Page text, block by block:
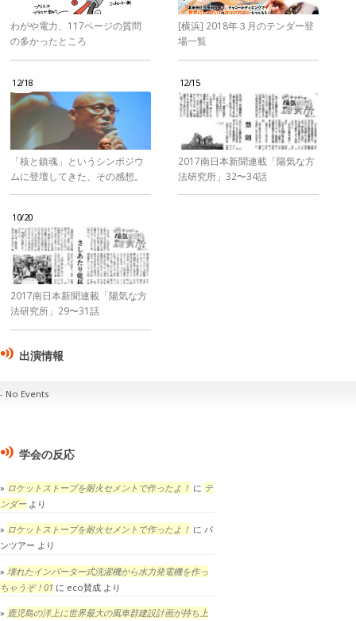
わがや電力、117ページの質問
の多かったところ
[横浜] 2018年３月のテンダー登
場一覧
12/18
「核と鎮魂」というシンポジウ
ムに登壇してきた、その感想。
12/15
2017南日本新聞連載「陽気な方
法研究所」32〜34話
10/20
2017南日本新聞連載「陽気な方
法研究所」29〜31話
出演情報
No Events
学会の反応
ロケットストーブを耐火セメントで作ったよ！ に テ
ンダーより
ロケットストーブを耐火セメントで作ったよ！ に パ
ンツアー より
壊れたインバーター式洗濯機から水力発電機を作っ
ちゃうぞ！01 に eco賛成 より
鹿児島の洋上に世界最大の風車群建設計画が持ち上